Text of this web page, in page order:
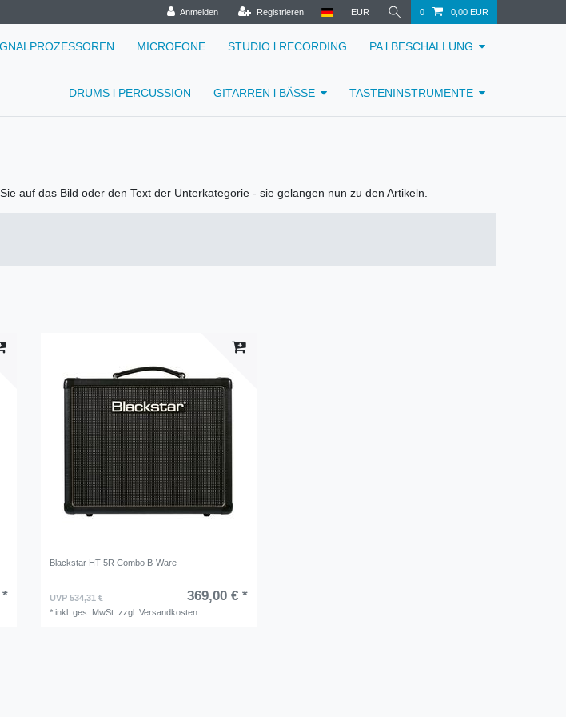
Anmelden Registrieren EUR 0 0,00 EUR
MICROFONE STUDIO l RECORDING PA l BESCHALLUNG
DRUMS l PERCUSSION GITARREN l BÄSSE TASTENINSTRUMENTE
auf das Bild oder den Text der Unterkategorie - sie gelangen nun zu den Artikeln.
*
Blackstar HT-5R Combo B-Ware
UVP 534,31 € 369,00 € *
*inkl. ges. MwSt. zzgl.Versandkosten